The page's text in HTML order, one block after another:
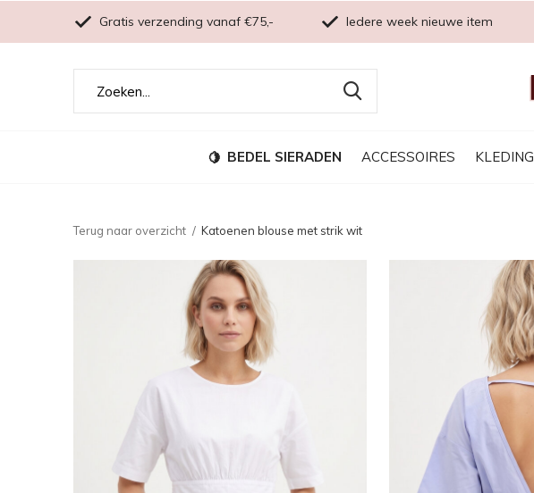
BEDEL SIERADEN ACCESSOIRES KLEDING
Gratis verzending vanaf €75,- Iedere week nieuwe item
Terug naar overzicht Katoenen blouse met strik wit